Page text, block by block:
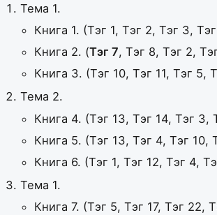
Тема 1.
Книга 1. (Тэг 1, Тэг 2, Тэг 3,
Книга 2. (Тэг 7, Тэг 8, Тэг 2,
Книга 3. (Тэг 10, Тэг 11, Тэг 5,
Тема 2.
Книга 4. (Тэг 13, Тэг 14, Тэг 3,
Книга 5. (Тэг 13, Тэг 4, Тэг 10,
Книга 6. (Тэг 1, Тэг 12, Тэг 4,
Тема 1.
Книга 7. (Тэг 5, Тэг 17, Тэг 22,